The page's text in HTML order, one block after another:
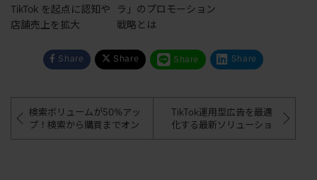
TikTok を起点に認知や
店舗売上を拡大
ラ」のプロモーション
戦略とは
Share Share Share Share
検索ボリュームが50%アッ
プ！検索から購買までオン
ライン・オフライン両方で
TikTok運用型広告を最適
化する最新ソリューショ
ン「Smart+」の提供を